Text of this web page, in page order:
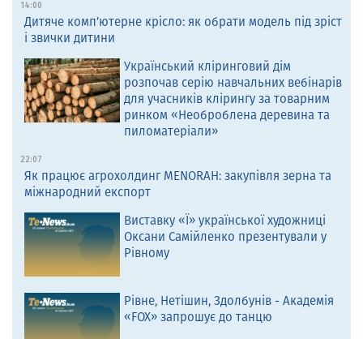
14:00
Дитяче комп’ютерне крісло: як обрати модель під зріст
і звички дитини
Український кліринговий дім
розпочав серію навчальних вебінарів
для учасників клірингу за товарним
ринком «Необроблена деревина та
пиломатеріали»
22:07
Як працює агрохолдинг MENORAH: закупівля зерна та
міжнародний експорт
Виставку «Ї» української художниці
Оксани Самійленко презентували у
Рівному
Рівне, Нетішин, Здолбунів - Академія
«FOX» запрошує до танцю